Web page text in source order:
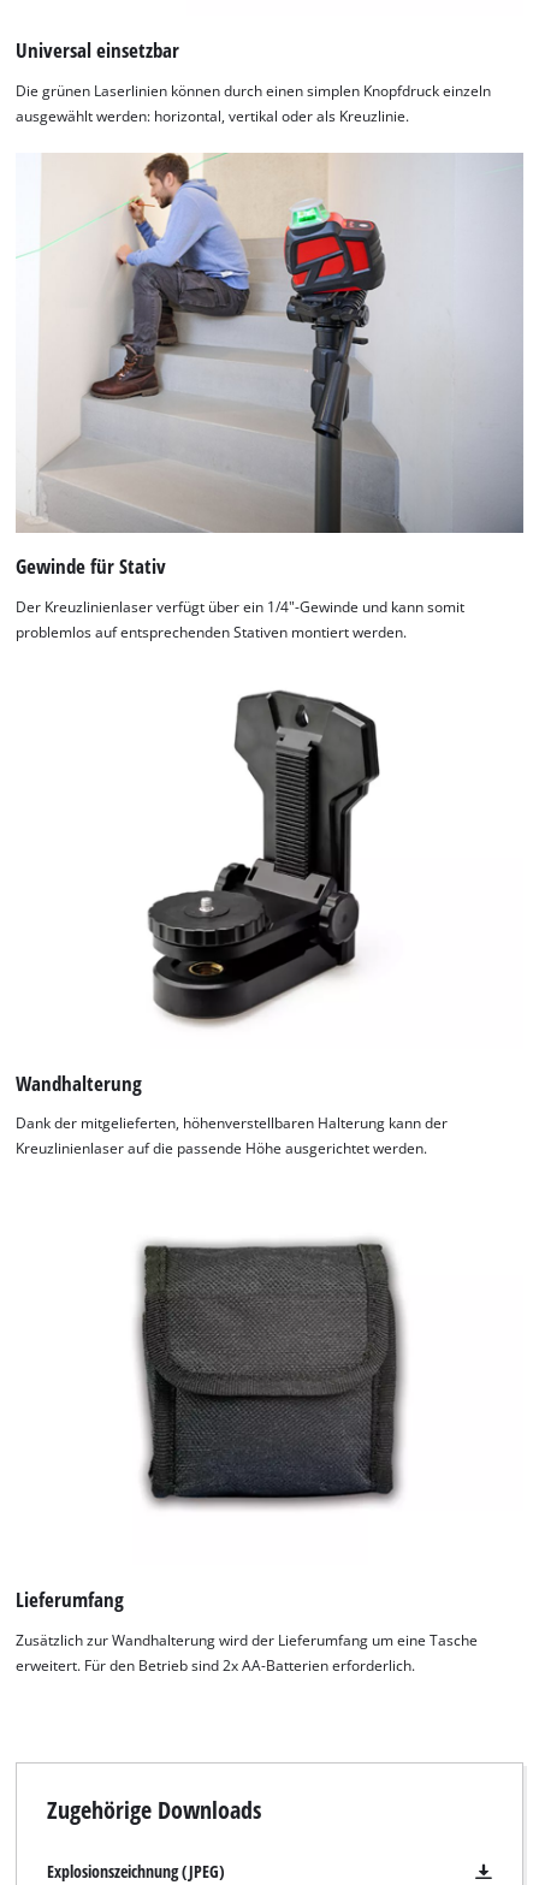
Powered by
Usercentrics Consent
Universal einsetzbar
Die grünen Laserlinien können durch einen simplen Knopfdruck einzeln
ausgewählt werden: horizontal, vertikal oder als Kreuzlinie.
Gewinde für Stativ
Der Kreuzlinienlaser verfügt über ein 1/4"-Gewinde und kann somit
problemlos auf entsprechenden Stativen montiert werden.
Wandhalterung
Dank der mitgelieferten, höhenverstellbaren Halterung kann der
Kreuzlinienlaser auf die passende Höhe ausgerichtet werden.
Lieferumfang
Zusätzlich zur Wandhalterung wird der Lieferumfang um eine Tasche
erweitert. Für den Betrieb sind 2x AA-Batterien erforderlich.
Zugehörige Downloads
Explosionszeichnung (JPEG)